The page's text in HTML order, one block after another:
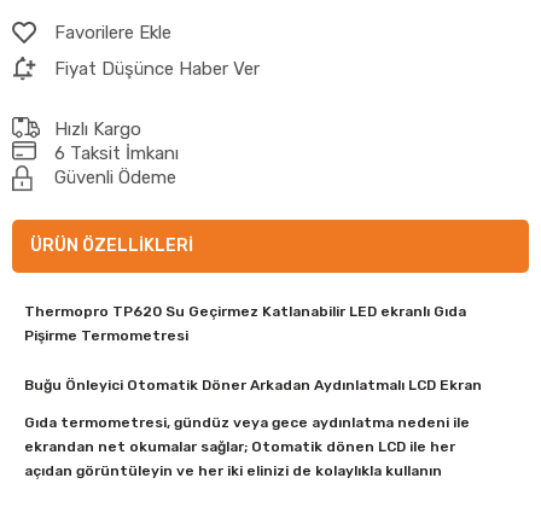
Favorilere Ekle
Fiyat Düşünce Haber Ver
Hızlı Kargo
6 Taksit İmkanı
Güvenli Ödeme
ÜRÜN ÖZELLIKLERI
Thermopro TP620 Su Geçirmez Katlanabilir LED ekranlı Gıda
Pişirme Termometresi
Buğu Önleyici Otomatik Döner Arkadan Aydınlatmalı LCD Ekran
Gıda termometresi, gündüz veya gece aydınlatma nedeni ile
ekrandan net okumalar sağlar; Otomatik dönen LCD ile her
açıdan görüntüleyin ve her iki elinizi de kolaylıkla kullanın